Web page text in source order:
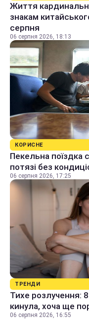
Життя
знакам
серпня
06 серпня 2026, 18:13
КОРИСНЕ
Пекельна поїздка
потязі без
06 серпня 2026, 17:25
ТРЕНДИ
Тихе розлучення:
кинула, хоча ще
06 серпня 2026, 16:55